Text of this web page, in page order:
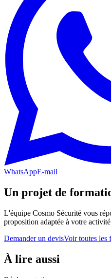
WhatsAppE-mail
Un projet de
L'équipe Cosmo Sécurité vous
proposition adaptée à votre
Demander un devisVoir toutes les
À lire aussi